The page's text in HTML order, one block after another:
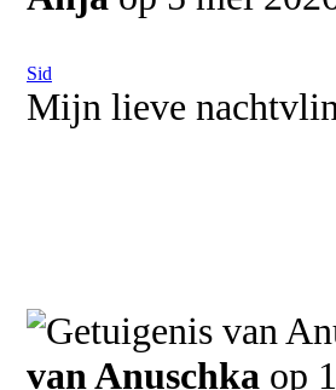
Sid
Mijn lieve
van Anuschka op